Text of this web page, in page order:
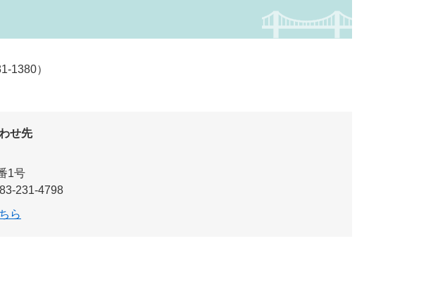
1380）
せ先
1号
231-4798
ら